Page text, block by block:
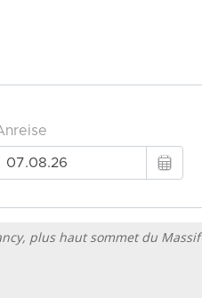
plus haut sommet du